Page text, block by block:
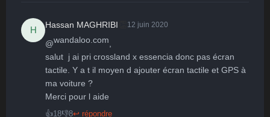
H
Hassan MAGHRIBI 12 juin 2020
@wandaloo.com
salut  j ai pri crossland x essencia donc pas écran
tactile. Y a t il moyen d ajouter écran tactile et GPS à
ma voiture ?
Merci pour l aide
👍18👎8↩ répondre